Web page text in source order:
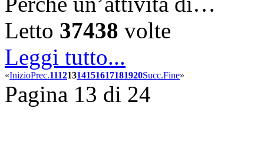
Letto 37438 volte
Leggi tutto...
«InizioPrec.11121314151617181920Succ.Fine»
Pagina 13 di 24